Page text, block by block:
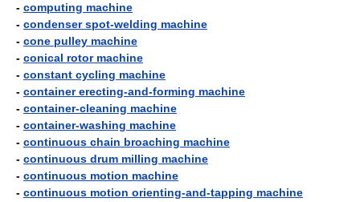
- computing machine
- condenser spot-welding machine
- cone pulley machine
- conical rotor machine
- constant cycling machine
- container erecting-and-forming machine
- container-cleaning machine
- container-washing machine
- continuous chain broaching machine
- continuous drum milling machine
- continuous motion machine
- continuous motion orienting-and-tapping machine